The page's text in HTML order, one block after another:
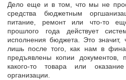
Дело еще и в том, что мы не
средства бюджетным
питание, ремонт или что-то
прошлого года действует
исполнения бюджета. Это
лишь после того, как нам в
предъявлены копии документов,
какого-то товара или
организации.